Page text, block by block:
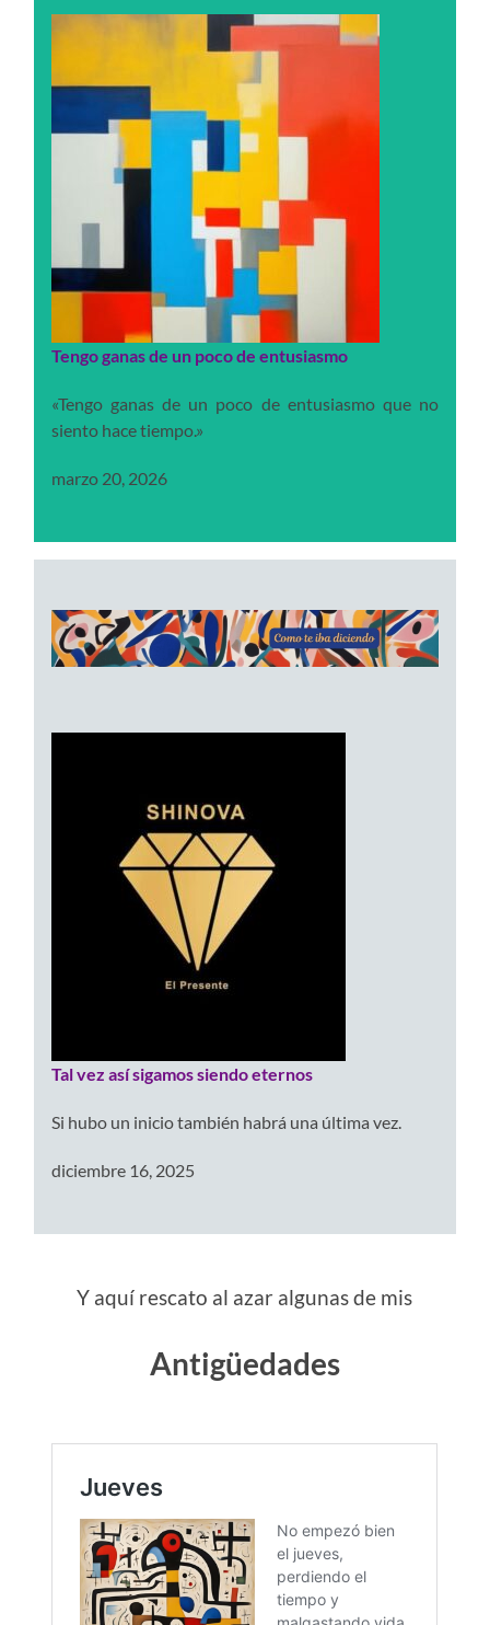
Tengo ganas de un poco de entusiasmo
«Tengo ganas de un poco de entusiasmo que no
siento hace tiempo.»
marzo 20, 2026
Tal vez así sigamos siendo eternos
Si hubo un inicio también habrá una última vez.
diciembre 16, 2025
Y aquí rescato al azar algunas de mis
Antigüedades